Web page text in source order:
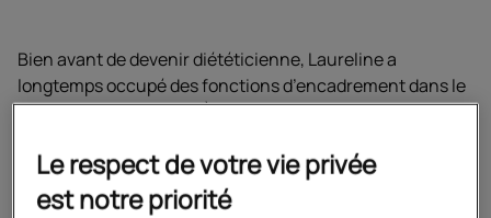
Bien avant de devenir diététicienne, Laureline a
longtemps occupé des fonctions d’encadrement dans le
secteur du commerce. À la suite d’une hospitalisation,
Le respect de votre vie privée
est notre priorité